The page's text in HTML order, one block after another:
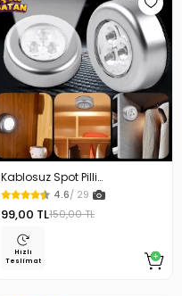
Kablosuz Spot Pilli
Dokunmatik Led Lamba
4.6/ 29
99,00 TL150,00 TL
Hızlı
Teslimat